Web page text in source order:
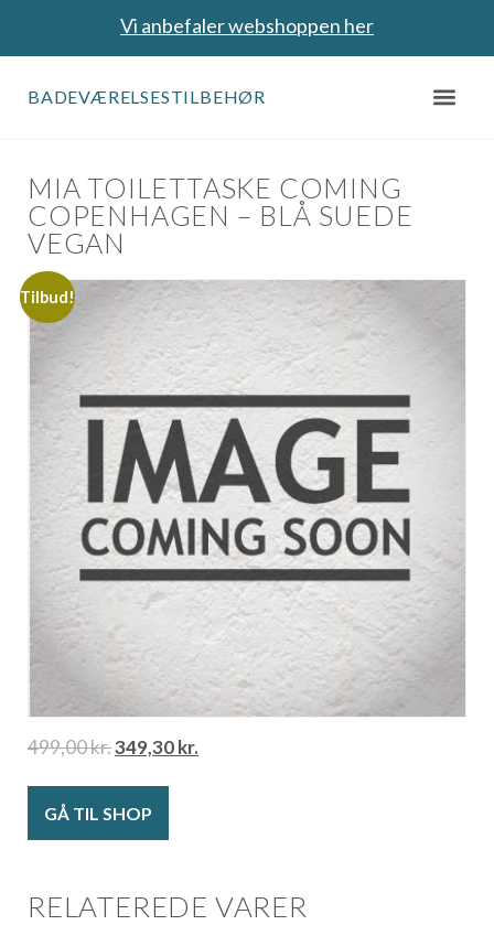
Vi anbefaler webshoppen her
BADEVÆRELSESTILBEHØR
MIA TOILETTASKE COMING
COPENHAGEN – BLÅ SUEDE
VEGAN
Tilbud!
499,00kr.349,30kr.
GÅ TIL SHOP
RELATEREDE VARER